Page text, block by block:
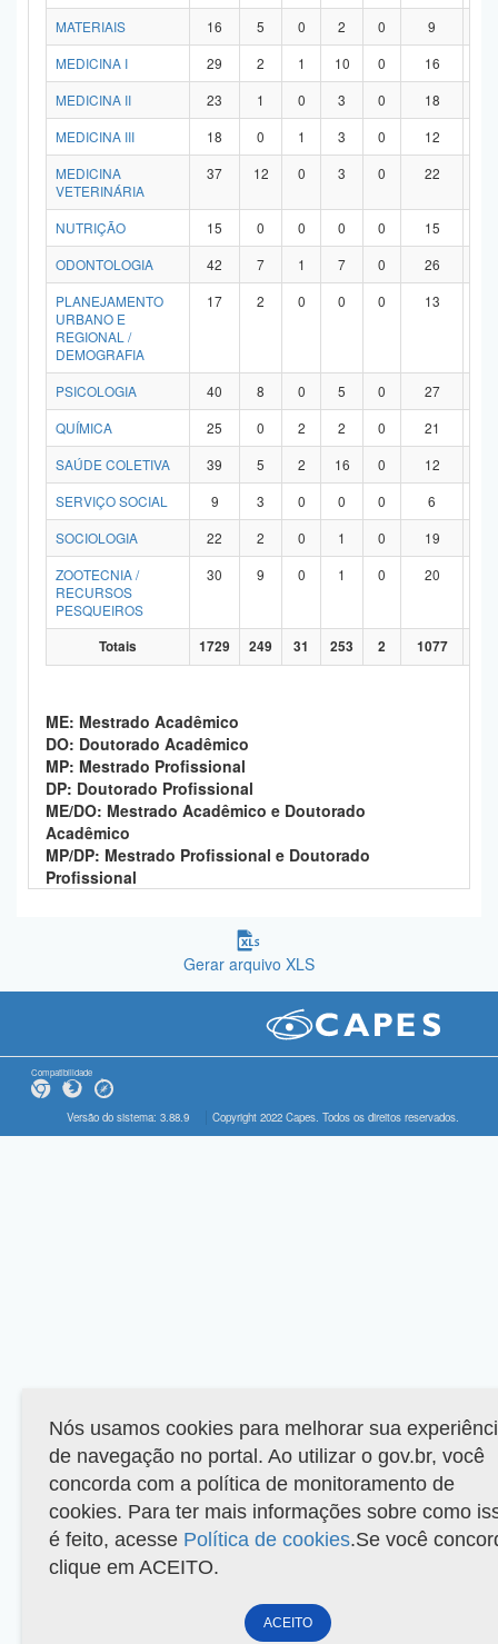
MATERIAIS 16 5 0 2 0 9
MEDICINA I
29 2 1 10 0 16
MEDICINA II
23 1 0 3 0 18
MEDICINA III
18 0 1 3 0 12
MEDICINA
VETERINÁRIA
37 12 0 3 0 22
NUTRIÇÃO 15 0 0 0 0 15
ODONTOLOGIA
42 7 1 7 0 26
PLANEJAMENTO
URBANO E
REGIONAL /
DEMOGRAFIA
17 2 0 0 0 13
PSICOLOGIA 40 8 0 5 0 27
QUÍMICA
25 0 2 2 0 21
SAÚDE COLETIVA
39 5 2 16 0 12
SERVIÇO SOCIAL
9 3 0 0 0 6
SOCIOLOGIA
22 2 0 1 0 19
ZOOTECNIA /
RECURSOS
PESQUEIROS
30 9 0 1 0 20
Totais 1729 249 31 253 2 1077
ME: Mestrado Acadêmico
DO: Doutorado Acadêmico
MP: Mestrado Profissional
DP: Doutorado Profissional
ME/DO: Mestrado Acadêmico e Doutorado
Acadêmico
MP/DP: Mestrado Profissional e Doutorado
Profissional
Gerar arquivo XLS
Compatibilidade
Versão do sistema: 3.88.9 Copyright 2022 Capes. Todos os direitos reservados.
Nós usamos cookies para melhorar sua
de navegação no portal. Ao utilizar o gov.br, você
concorda com a política de monitoramento de
cookies. Para ter mais informações sobre como
é feito, acesse Política de cookies.Se você
clique em ACEITO.
ACEITO